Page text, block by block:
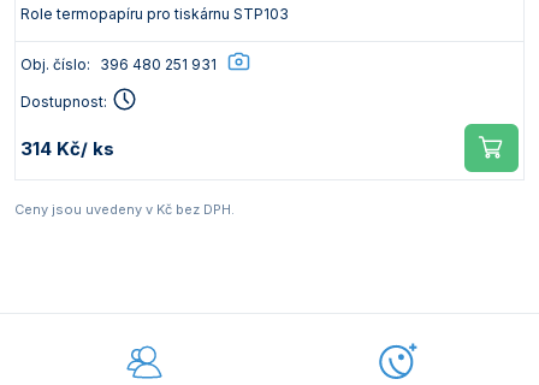
Role termopapíru pro tiskárnu STP103
Obj. číslo: 396 480 251 931
Dostupnost:
314 Kč/ ks
Ceny jsou uvedeny v Kč bez DPH.